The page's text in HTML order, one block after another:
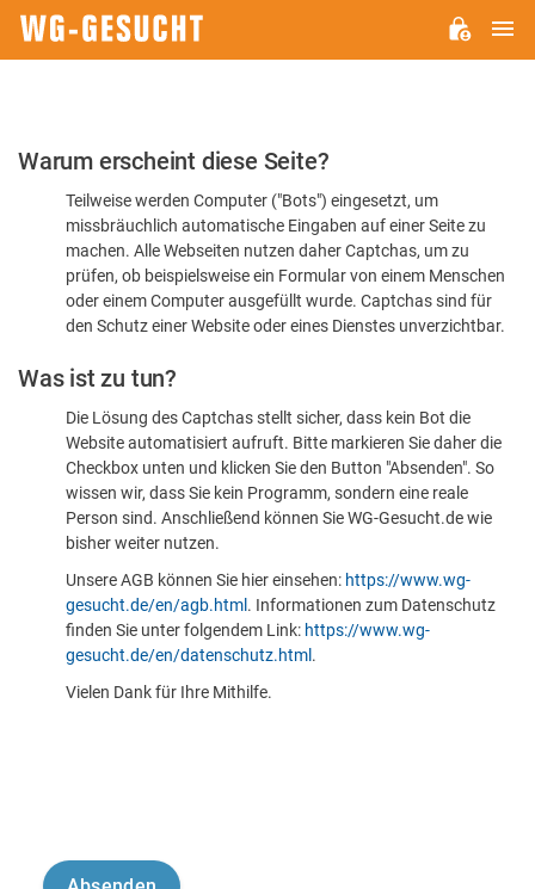
Bitte
dass
sind
Warum erscheint diese Seite?
Teilweise werden Computer ("Bots") eingesetzt, um
missbräuchlich automatische Eingaben auf einer Seite zu
machen. Alle Webseiten nutzen daher Captchas, um zu
prüfen, ob beispielsweise ein Formular von einem Menschen
oder einem Computer ausgefüllt wurde. Captchas sind für
den Schutz einer Website oder eines Dienstes unverzichtbar.
Was ist zu tun?
Die Lösung des Captchas stellt sicher, dass kein Bot die
Website automatisiert aufruft. Bitte markieren Sie daher die
Checkbox unten und klicken Sie den Button "Absenden". So
wissen wir, dass Sie kein Programm, sondern eine reale
Person sind. Anschließend können Sie WG-Gesucht.de wie
bisher weiter nutzen.
Unsere AGB können Sie hier einsehen: https://www.wg-
gesucht.de/en/agb.html . Informationen zum Datenschutz
finden Sie unter folgendem Link: https://www.wg-
gesucht.de/en/datenschutz.html .
Vielen Dank für Ihre Mithilfe.